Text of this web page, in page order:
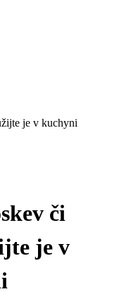
je v kuchyni
či
je v